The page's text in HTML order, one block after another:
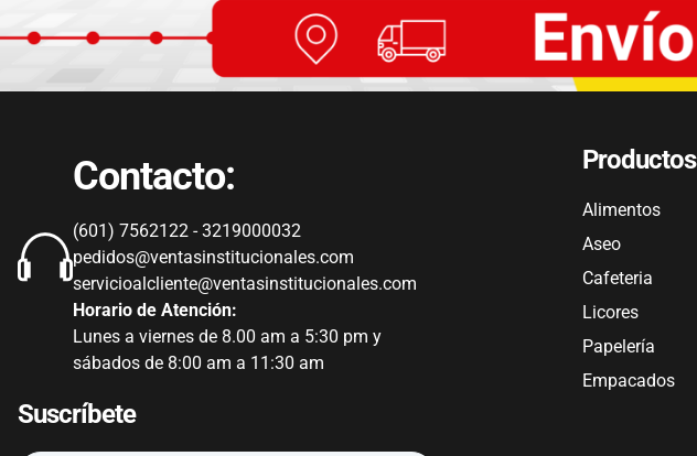
Contacto:
(601) 7562122 - 3219000032
pedidos@ventasinstitucionales.com
servicioalcliente@ventasinstitucionales.com
Horario de Atención:
Lunes a viernes de 8.00 am a 5:30 pm y
sábados de 8:00 am a 11:30 am
Suscríbete
Productos
Alimentos
Aseo
Cafeteria
Licores
Papelería
Empacados